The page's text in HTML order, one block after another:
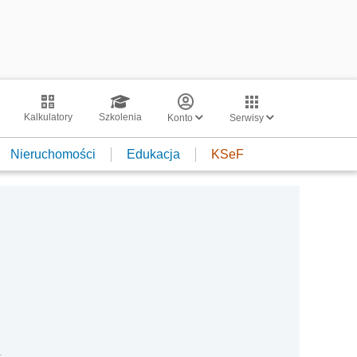
Kalkulatory Szkolenia Konto Serwisy
Nieruchomości Edukacja KSeF